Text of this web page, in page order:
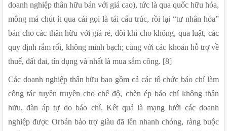
doanh nghiệp thân hữu bán với giá cao), tức là qua quốc hữu hóa,
mông má chút ít qua cái gọi là tái cấu trúc, rồi lại “tư nhân hóa”
bán cho các thân hữu với giá rẻ, đôi khi cho không, qua luật, các
quy định rắm rối, không minh bạch; cùng với các khoản hỗ trợ về
thuế, đất đai, tín dụng và nhất là mua sắm công. [8]
Các doanh nghiệp thân hữu bao gồm cả các tổ chức báo chí làm
công tác tuyên truyền cho chế độ, chèn ép báo chí không thân
hữu, đàn áp tự do báo chí. Kết quả là mạng lưới các doanh
nghiệp được Orbán bảo trợ giàu đã lên nhanh chóng, ràng buộc